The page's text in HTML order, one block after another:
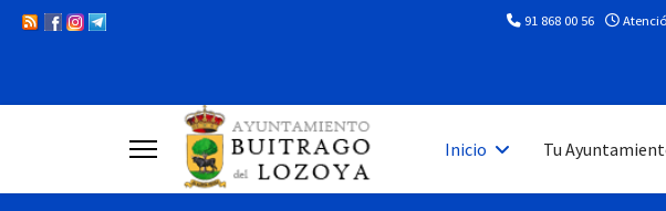
91 868 00 56
Inicio Tu